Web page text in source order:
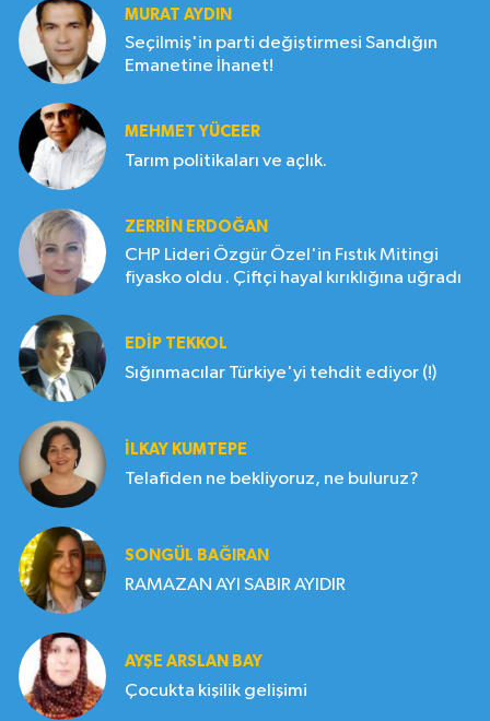
MURAT AYDIN
Seçilmiş'in parti değiştirmesi Sandığın
Emanetine İhanet!
MEHMET YÜCEER
Tarım politikaları ve açlık.
ZERRIN ERDOĞAN
CHP Lideri Özgür Özel'in Fıstık Mitingi
fiyasko oldu . Çiftçi hayal kırıklığına uğradı
EDIP TEKKOL
Sığınmacılar Türkiye'yi tehdit ediyor (!)
İLKAY KUMTEPE
Telafiden ne bekliyoruz, ne buluruz?
SONGÜL BAĞIRAN
RAMAZAN AYI SABIR AYIDIR
AYŞE ARSLAN BAY
Çocukta kişilik gelişimi